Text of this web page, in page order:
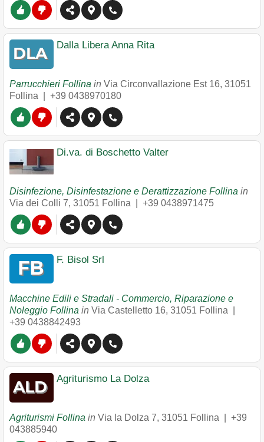
Dalla Libera Anna Rita
Parrucchieri Follina in Via Circonvallazione Est 16, 31051
Follina
+39 0438970180
Di.va. di Boschetto Valter
Disinfezione, Disinfestazione e Derattizzazione Follina in
Via dei Colli 7, 31051 Follina +39 0438971475
F. Bisol Srl
Macchine Edili e Stradali - Commercio, Riparazione e
Noleggio Follina in Via Castelletto 16, 31051 Follina
+39 0438842493
Agriturismo La Dolza
Agriturismi Follina in Via la Dolza 7, 31051 Follina
+39
043885940